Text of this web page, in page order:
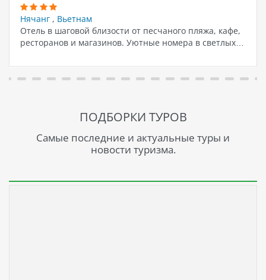
Нячанг , Вьетнам
Отель в шаговой близости от песчаного пляжа, кафе,
ресторанов и магазинов. Уютные номера в светлых…
ПОДБОРКИ ТУРОВ
Самые последние и актуальные туры и
новости туризма.